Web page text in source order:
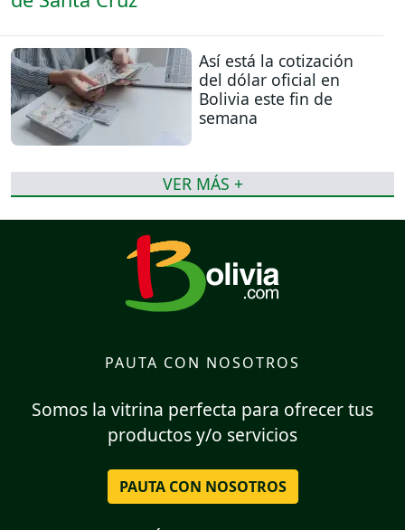
Así está la cotización
del dólar oficial en
Bolivia este fin de
semana
VER MÁS +
PAUTA CON NOSOTROS
Somos la vitrina perfecta para ofrecer tus
productos y/o servicios
PAUTA CON NOSOTROS